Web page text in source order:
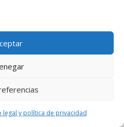
legal y política de privacidad